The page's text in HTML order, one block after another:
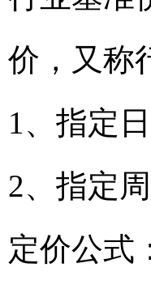
价，又称
1、指定
2、指定
定价公式